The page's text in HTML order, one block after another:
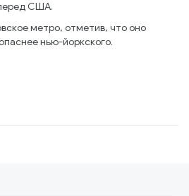
США.
метро, отметив, что оно
нью-йоркского.